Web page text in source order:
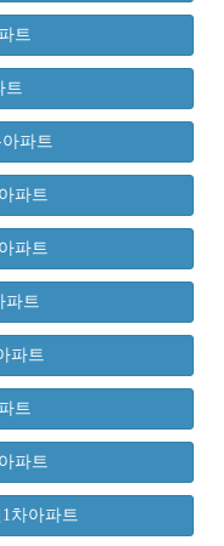
트
트
파트
파트
파트
파트
파트
트
파트
차아파트